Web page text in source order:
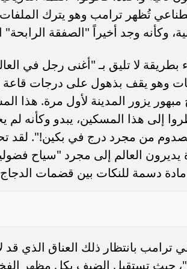
تُظهر ترامب وهو يترك الملفات
وكأنه وجد أخيراً "الصفقة الرابحة"
لا تليق بـ "أغنى رجل في
وهو يقف بذهول على درجات
يزور المدينة لأول مرة. هذا
إلى هذا المسكين، يبدو وكأنه
من مجرد درج في بكين!". لقد
العالم إلى مجرد "سياح
دسمة للنكات بين قضمات
ترامب بانتظار ذلك العناق الذي قد
حيث تستقبل الضيف بكل مظهر